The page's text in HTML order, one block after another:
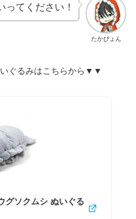
たかぴょん
ってください！
ぐるみはこちらから ▼▼
グソクムシ ぬいぐる